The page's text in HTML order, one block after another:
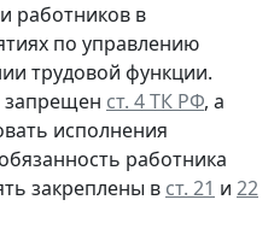
работников в
по управлению
трудовой функции.
запрещен ст. 4 ТК РФ, а
исполнения
работника
закреплены в ст. 21 и 22